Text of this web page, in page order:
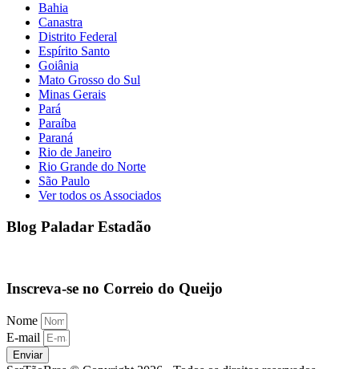
Bahia
Canastra
Distrito Federal
Espírito Santo
Goiânia
Mato Grosso do Sul
Minas Gerais
Pará
Paraíba
Paraná
Rio de Janeiro
Rio Grande do Norte
São Paulo
Ver todos os Associados
Blog Paladar Estadão
Inscreva-se no Correio do Queijo
Nome
E-mail
Enviar